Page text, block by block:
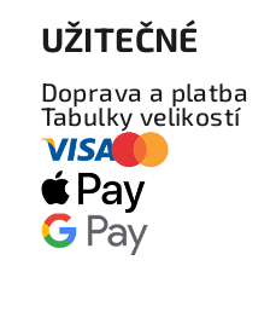
UŽITEČNÉ
Doprava a platba
Tabulky velikostí